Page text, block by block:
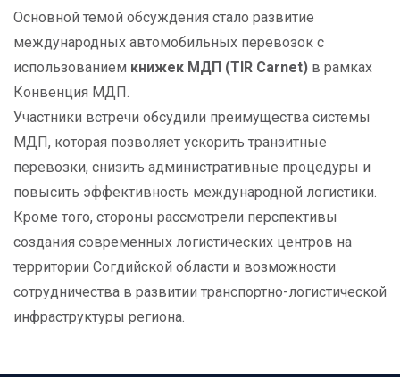
Основной темой обсуждения стало развитие
международных автомобильных перевозок с
использованием книжек МДП (TIR Carnet) в рамках
Конвенция МДП.
Участники встречи обсудили преимущества системы
МДП, которая позволяет ускорить транзитные
перевозки, снизить административные процедуры и
повысить эффективность международной логистики.
Кроме того, стороны рассмотрели перспективы
создания современных логистических центров на
территории Согдийской области и возможности
сотрудничества в развитии транспортно-логистической
инфраструктуры региона.